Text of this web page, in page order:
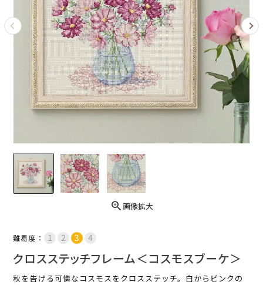
画像拡大
難易度：
クロスステッチフレーム＜コスモスブーケ＞
秋を告げる可憐なコスモスをクロスステッチ。白からピンクの